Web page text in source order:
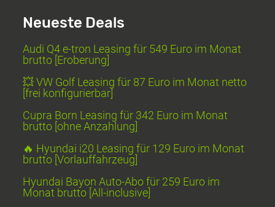
Neueste Deals
Audi Q4 e-tron Leasing für 549 Euro im Monat
brutto [Eroberung]
💥 VW Golf Leasing für 87 Euro im Monat netto
[frei konfigurierbar]
Cupra Born Leasing für 342 Euro im Monat
brutto [ohne Anzahlung]
🔥 Hyundai i20 Leasing für 129 Euro im Monat
brutto [Vorlauffahrzeug]
Hyundai Bayon Auto-Abo für 259 Euro im
Monat brutto [All-inclusive]